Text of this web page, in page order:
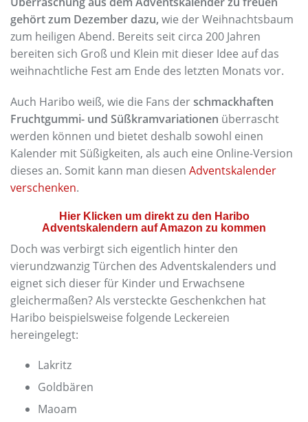
gehört zum Dezember dazu, wie der Weihnachtsbaum
zum heiligen Abend. Bereits seit circa 200 Jahren
bereiten sich Groß und Klein mit dieser Idee auf das
weihnachtliche Fest am Ende des letzten Monats vor.
Auch Haribo weiß, wie die Fans derschmackhaften
Fruchtgummi- und Süßkramvariationen überrascht
werden können und bietet deshalb sowohl einen
Kalender mit Süßigkeiten, als auch eine Online-Version
dieses an. Somit kann man diesen Adventskalender
verschenken.
Hier Klicken um direkt zu den Haribo
Adventskalendern auf Amazon zu kommen
Doch was verbirgt sich eigentlich hinter den
vierundzwanzig Türchen des Adventskalenders und
eignet sich dieser für Kinder und Erwachsene
gleichermaßen? Als versteckte Geschenkchen hat
Haribo beispielsweise folgende Leckereien
hereingelegt:
Lakritz
Goldbären
Maoam